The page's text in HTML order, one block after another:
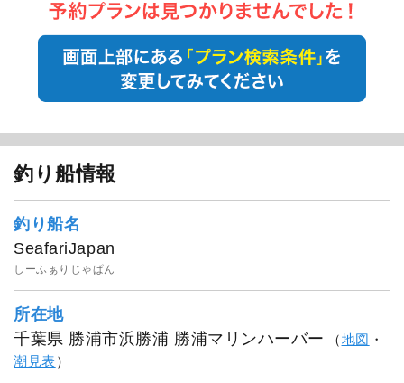
釣り船情報
釣り船名
SeafariJapan
しーふぁりじゃぱん
所在地
千葉県 勝浦市浜勝浦 勝浦マリンハーバー
（地図 ・
潮見表）